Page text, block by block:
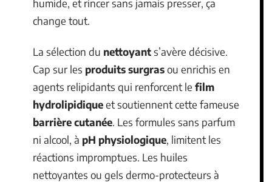
humide, et rincer sans jamais presser, ça
change tout.
La sélection du nettoyants’avère décisive.
Cap sur les produits surgrasou enrichis en
agents relipidants qui renforcent le film
hydrolipidiqueet soutiennent cette fameuse
barrière cutanée. Les formules sans parfum
ni alcool, à pH physiologique, limitent les
réactions impromptues. Les huiles
nettoyantes ou gels dermo-protecteurs à